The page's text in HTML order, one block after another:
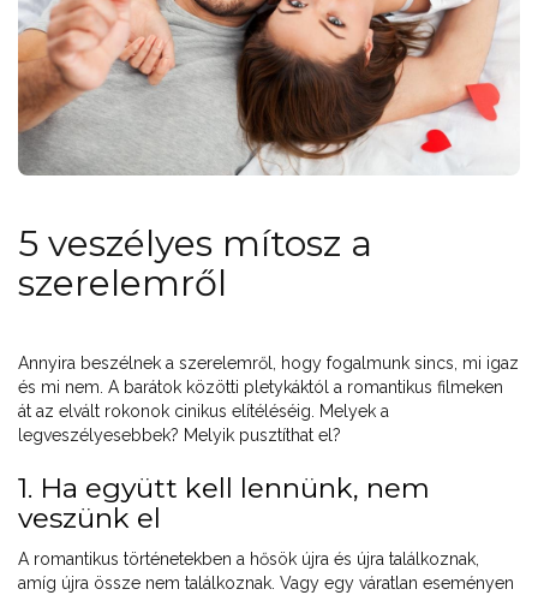
5 veszélyes mítosz a
szerelemről
Annyira beszélnek a szerelemről, hogy fogalmunk sincs, mi igaz
és mi nem. A barátok közötti pletykáktól a romantikus filmeken
át az elvált rokonok cinikus elítéléséig. Melyek a
legveszélyesebbek? Melyik pusztíthat el?
1. Ha együtt kell lennünk, nem
veszünk el
A romantikus történetekben a hősök újra és újra találkoznak,
amíg újra össze nem találkoznak. Vagy egy váratlan eseményen